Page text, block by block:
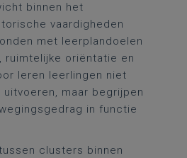
binnen het
vaardigheden
met leerplandoelen
ruimtelijke oriëntatie en
leren leerlingen niet
maar begrijpen
in functie
clusters binnen